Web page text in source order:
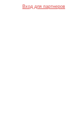
Вход для партнеров